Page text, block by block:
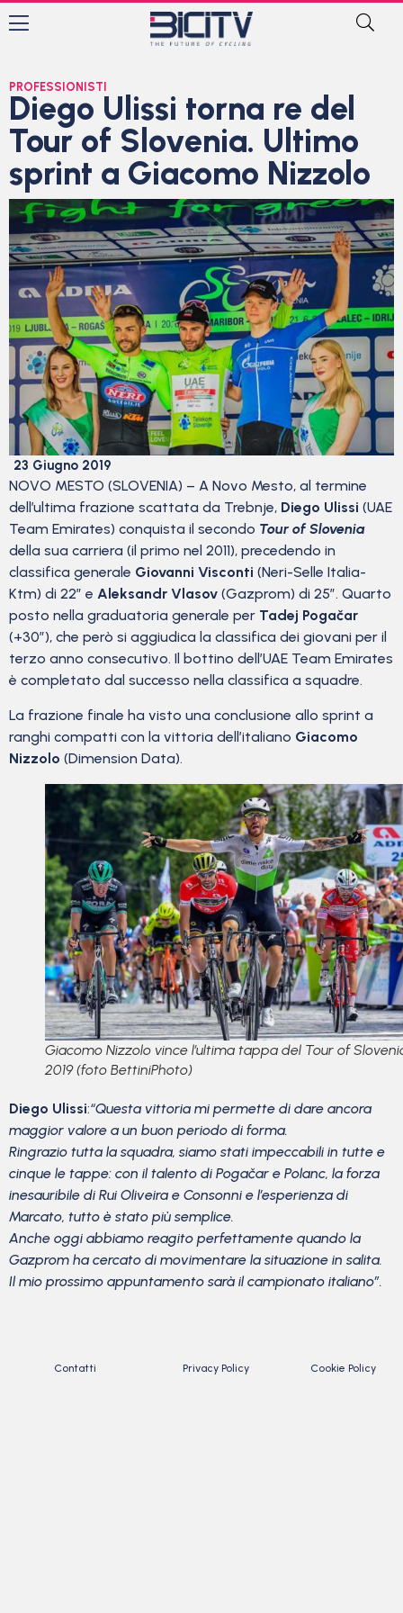
PROFESSIONISTI
Diego Ulissi torna re del
Tour of Slovenia. Ultimo
sprint a Giacomo Nizzolo
23 Giugno 2019
NOVO MESTO (SLOVENIA) – A Novo Mesto, al termine
dell’ultima frazione scattata da Trebnje, Diego Ulissi (UAE
Team Emirates) conquista il secondo Tour of Slovenia
della sua carriera (il primo nel 2011), precedendo in
classifica generale Giovanni Visconti (Neri-Selle Italia-
Ktm) di 22″ e Aleksandr Vlasov (Gazprom) di 25″. Quarto
posto nella graduatoria generale per Tadej Pogačar
(+30″), che però si aggiudica la classifica dei giovani per il
terzo anno consecutivo. Il bottino dell’UAE Team Emirates
è completato dal successo nella classifica a squadre.
La frazione finale ha visto una conclusione allo sprint a
ranghi compatti con la vittoria dell’italiano Giacomo
Nizzolo (Dimension Data).
Giacomo Nizzolo vince l’ultima tappa del Tour of
2019 (foto BettiniPhoto)
Diego Ulissi:“Questa vittoria mi permette di dare ancora
maggior valore a un buon periodo di forma.
Ringrazio tutta la squadra, siamo stati impeccabili in tutte e
cinque le tappe: con il talento di Pogačar e Polanc, la forza
inesauribile di Rui Oliveira e Consonni e l’esperienza di
Marcato, tutto è stato più semplice.
Anche oggi abbiamo reagito perfettamente quando la
Gazprom ha cercato di movimentare la situazione in salita.
Il mio prossimo appuntamento sarà il campionato italiano”.
Contatti Privacy Policy Cookie Policy